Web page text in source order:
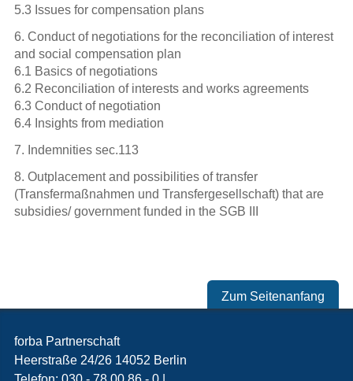
5.3 Issues for compensation plans
6. Conduct of negotiations for the reconciliation of interest
and social compensation plan
6.1 Basics of negotiations
6.2 Reconciliation of interests and works agreements
6.3 Conduct of negotiation
6.4 Insights from mediation
7. Indemnities sec.113
8. Outplacement and possibilities of transfer
(Transfermaßnahmen und Transfergesellschaft) that are
subsidies/ government funded in the SGB III
Zum Seitenanfang
forba Partnerschaft
Heerstraße 24/26 14052 Berlin
Variable Vergütung (Artikel)
Handbuch für die Einigungsstelle
Die Einigungsstelle, Handlungshilfe
SAP Arbeit Management